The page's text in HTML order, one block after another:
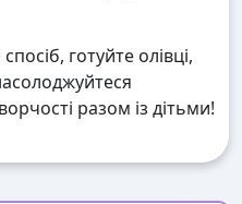
готуйте олівці,
разом із дітьми!